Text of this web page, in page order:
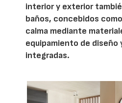
interior y exterior
baños, concebidos
calma mediante
equipamiento de diseño
integradas.